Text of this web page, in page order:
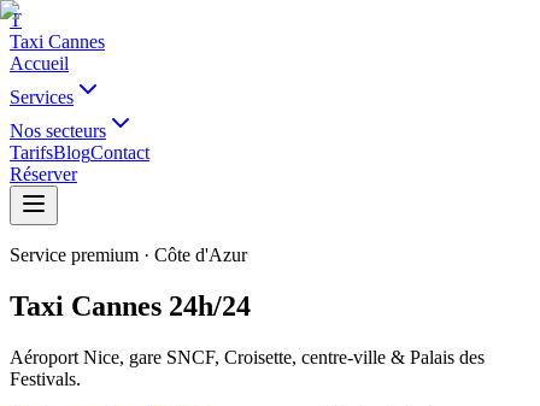
T
Taxi Cannes
Accueil
Services
Nos secteurs
TarifsBlogContact
Réserver
Service premium · Côte d'Azur
Taxi Cannes 24h/24
Aéroport Nice, gare SNCF, Croisette, centre-ville & Palais des
Festivals.